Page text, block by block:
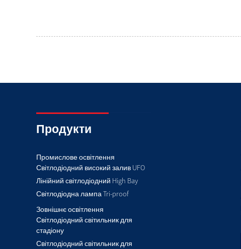
Продукти
Промислове освітлення
Світлодіодний високий залив UFO
Лінійний світлодіодний High Bay
Світлодіодна лампа Tri-proof
Зовнішнє освітлення
Світлодіодний світильник для
стадіону
Світлодіодний світильник для